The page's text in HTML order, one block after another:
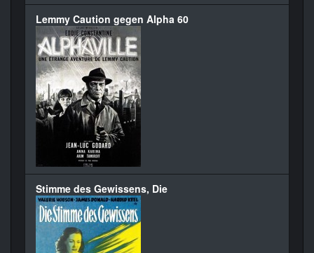
Lemmy Caution gegen Alpha 60
Stimme des Gewissens, Die